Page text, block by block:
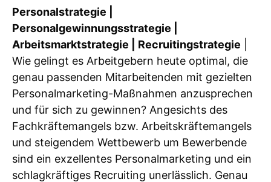
Personalstrategie |
Personalgewinnungsstrategie |
Arbeitsmarktstrategie | Recruitingstrategie
Wie gelingt es Arbeitgebern heute optimal, die
genau passenden Mitarbeitenden mit gezielten
Personalmarketing-Maßnahmen anzusprechen
und für sich zu gewinnen? Angesichts des
Fachkräftemangels bzw. Arbeitskräftemangels
und steigendem Wettbewerb um Bewerbende
sind ein exzellentes Personalmarketing und ein
schlagkräftiges Recruiting unerlässlich. Genau